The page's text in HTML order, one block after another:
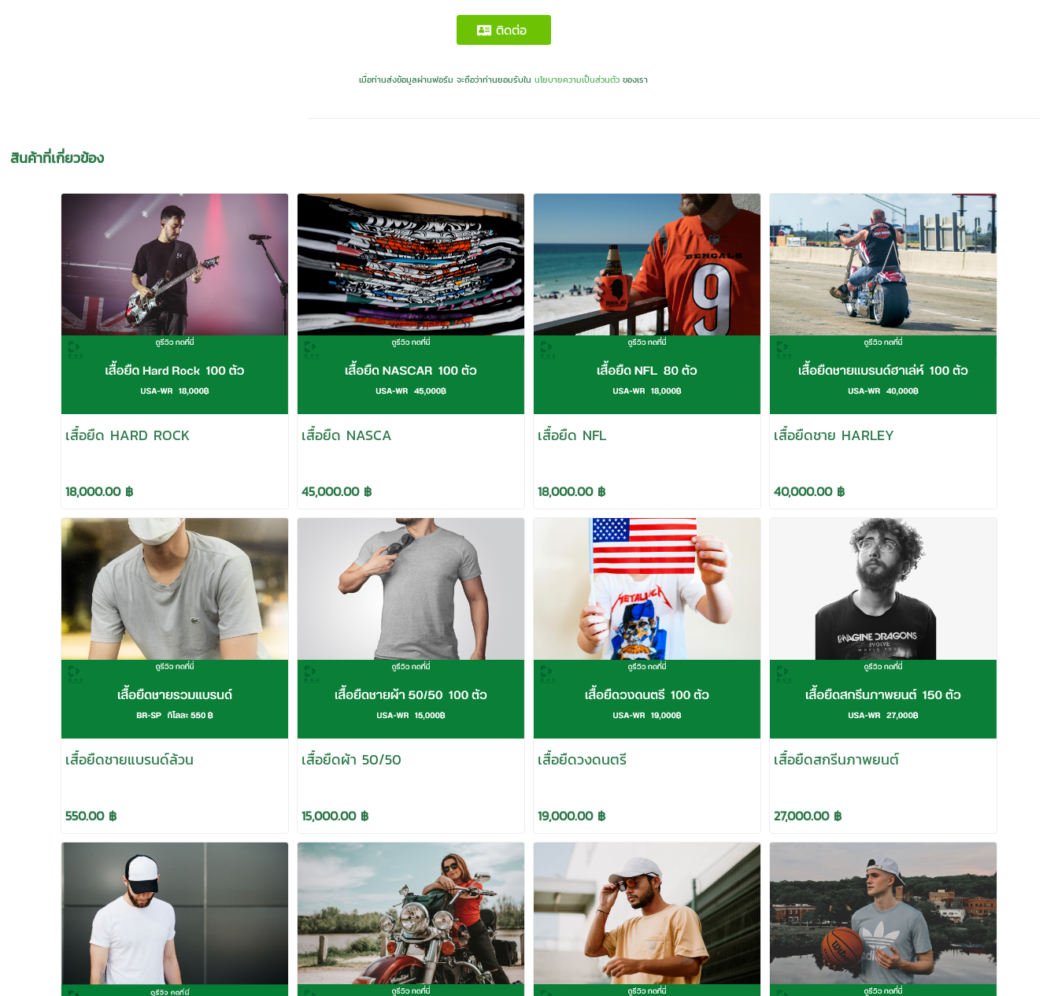
ติดต่อ
เมื่อท่านส่งข้อมูลผ่านฟอร์ม จะถือว่าท่านยอมรับในนโยบายความเป็นส่วนตัว ของเรา
สินค้าที่เกี่ยวข้อง
เสื้อยืด HARD ROCK
18,000.00 ฿
เสื้อยืด NASCA
45,000.00 ฿
เสื้อยืด NFL
18,000.00 ฿
เสื้อยืดชาย HARLEY
40,000.00 ฿
เสื้อยืดชายแบรนด์ล้วน
550.00 ฿
เสื้อยืดผ้า 50/50
15,000.00 ฿
เสื้อยืดวงดนตรี
19,000.00 ฿
เสื้อยืดสกรีนภาพยนต์
27,000.00 ฿